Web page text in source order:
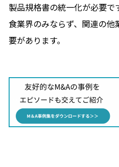
製品規格書の統一化が必要で
食業界のみならず、関連の他
要があります。